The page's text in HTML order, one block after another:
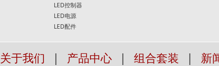
LED控制器
LED电源
LED配件
关于我们 | 产品中心 | 组合套装 |
新